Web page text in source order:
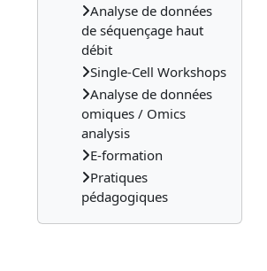
Analyse de données
de séquençage haut
débit
Single-Cell Workshops
Analyse de données
omiques / Omics
analysis
E-formation
Pratiques
pédagogiques